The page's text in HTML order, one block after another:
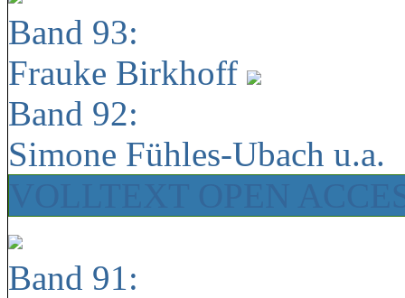
Band 93:
Frauke Birkhoff
Band 92:
Simone Fühles-Ubach u.a.
Band 91: